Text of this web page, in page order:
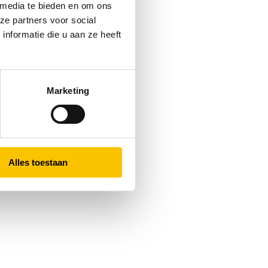
te bieden en om ons
partners voor social
die u aan ze heeft
Marketing
Alles toestaan